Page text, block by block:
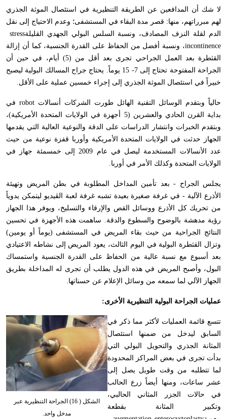
لا شك أن المدافعين عن الطريقة التنظيرية في استئصال الموثة الجذري
لهم مبرراتهم، منها: قصر مدة البقاء في المستشفى؛ وعدم الاحتياج إلى نقل
الدم لقلة النزف المصادف، ونسبة السلس البولي الجهدي القليلةstress
incontinence، ونسبة أفضل من الحفاظ على القدرة الجنسية، كما أن إزالة
القثطرة بعد العمل الجراحي تجرى بعد أقل من (5) أيام، في حين أن
الجراحة المفتوحة تحتاج إلى 7- 15 يوماً. يحتاج جراح المسالك البولية ليصبح
خبيراً في استئصال الموثة الجذري إلى إجراء خمسين عملية على الأقل.
حالياً وبتقدم الوسائل التقنية الهائل طورت الشركات أنسالات robot في
بداية القرن الحادي والعشرين (5 أجهزة في الولايات المتحدة الأمريكية)،
وبتقدم الخبرات وانتشار الدراسات على الدقة والنوعية العالية التي يقدمها
الجهاز حدثت في الولايات المتحدة الأمريكية وأوربا قفزة نوعية من حيث
عدد الأنسالات المستخدمة ليصل في عام 2009 إلى خمسمئة جهاز في
الولايات المتحدة وكذلك الأمر في أوربا.
يجلس الجراح - بعد تأمين المداخل المطلوبة في بطن المريض وتهيئة
الأذرع الآلية - في غرفة صغيرة بعيدة تشبه غرفة لعبة الڤيديو ليتمكن يدوياً
من تحريك كل الأذرع ووسائل القص والإرقاء والتسليخ، ويوفر هذا الجهاز
رؤية مدهشة بالوضوح والسطوع والدقة. ساهمت هذه الأجهزة في تحسين
النتائج الجراحية من حيث بقاء المريض في المستشفى (يوماً أو يومين)
وتزال القثطرة البولية في اليوم الثالث، يعود المريض إلى نشاطه الاعتيادي
بعد أسبوع مع نسبة عالية من الحفاظ على القدرة الجنسية واستمساك
البول، وأصبح المريض في هذه الدول يطلب أن تجرى له المداخلة بطريق
الجهاز الآلي لما سمعه من وسائل الإعلام عن حسناتها.
عمليات الجراحة البولية التنظيرية الأخرى:
الشكل ( 16) الجراحة التنظيرية عبر
مدخل واحد.
تتسع قائمة العمليات لأكثر مما ذكر في
السابق ليدخل من ضمنها استئصال
المثانة الجذري والتحويل البولي التي
بدأت تجرى في بعض المراكز المحدودة
لما تتطلبه من وقت طويل يصل إلى
عشر ساعات، ومنها أيضاً زرع الحالب
في حالات الجزر المثاني الحالبي،
وتكبير المثانة بقطعة